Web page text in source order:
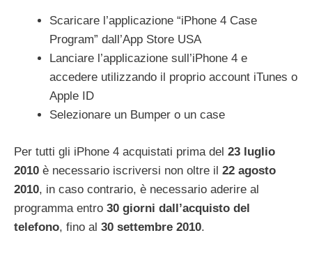
Scaricare l’applicazione “iPhone 4 Case
Program” dall’App Store USA
Lanciare l’applicazione sull’iPhone 4 e
accedere utilizzando il proprio account iTunes o
Apple ID
Selezionare un Bumper o un case
Per tutti gli iPhone 4 acquistati prima del 23 luglio
2010 è necessario iscriversi non oltre il 22 agosto
2010, in caso contrario, è necessario aderire al
programma entro 30 giorni dall’acquisto del
telefono, fino al 30 settembre 2010.